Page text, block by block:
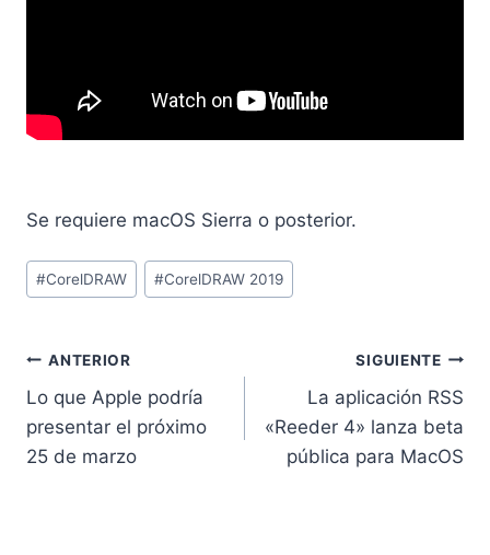
Se requiere macOS Sierra o posterior.
Etiquetas
de
entrada:
#CorelDRAW #CorelDRAW 2019
Navegación
de
entradas
ANTERIOR
Lo que Apple podría
presentar el próximo
25 de marzo
SIGUIENTE
La aplicación RSS
«Reeder 4» lanza beta
pública para MacOS